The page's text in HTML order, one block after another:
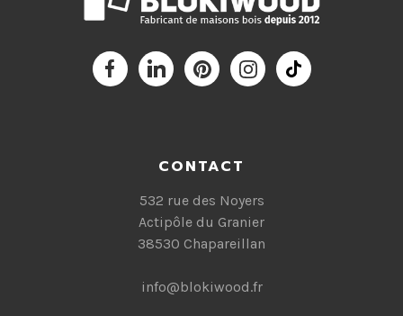
CONTACT
532 rue des Noyers
Actipôle du Granier
38530 Chapareillan
info@blokiwood.fr